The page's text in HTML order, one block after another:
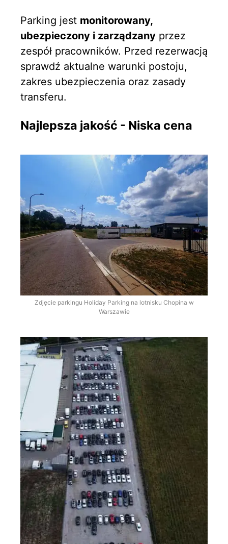
Parking jest monitorowany,
ubezpieczony i zarządzany przez
zespół pracowników. Przed rezerwacją
sprawdź aktualne warunki postoju,
zakres ubezpieczenia oraz zasady
transferu.
Najlepsza jakość - Niska cena
Zdjęcie parkingu Holiday Parking na lotnisku Chopina w
Warszawie